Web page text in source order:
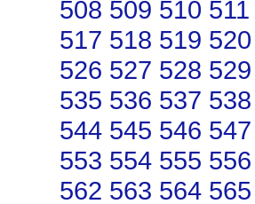
508 509 510 511
517 518 519 520
526 527 528 529
535 536 537 538
544 545 546 547
553 554 555 556
562 563 564 565